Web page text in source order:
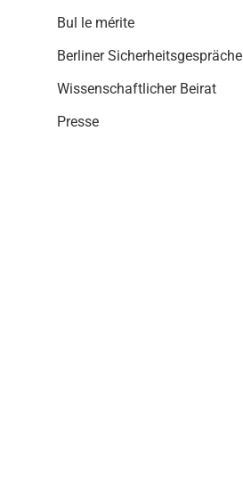
Bul le mérite
Berliner Sicherheitsgespräche
Wissenschaftlicher Beirat
Presse